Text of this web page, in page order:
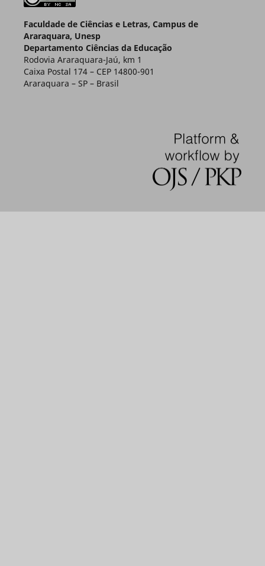
Faculdade de Ciências e Letras, Campus de
Araraquara, Unesp
Departamento Ciências da Educação
Rodovia Araraquara-Jaú, km 1
Caixa Postal 174 – CEP 14800-901
Araraquara – SP – Brasil